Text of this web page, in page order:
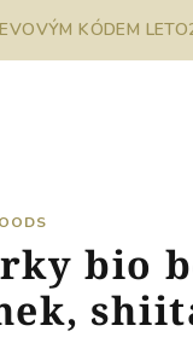
KÓDEM
bio